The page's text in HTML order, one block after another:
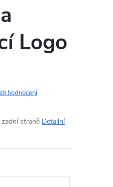
Logo
hodnocení
straně Detailní